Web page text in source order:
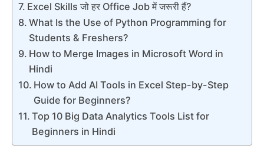
Excel Skills जो हर Office Job में जरूरी हैं?
What Is the Use of Python Programming for
Students & Freshers?
How to Merge Images in Microsoft Word in
Hindi
How to Add AI Tools in Excel Step-by-Step
Guide for Beginners?
Top 10 Big Data Analytics Tools List for
Beginners in Hindi